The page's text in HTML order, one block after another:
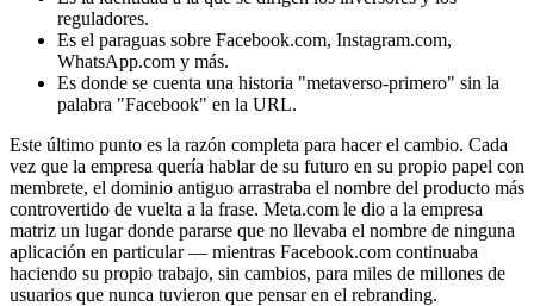
reguladores.
Es el paraguas sobre Facebook.com, Instagram.com,
WhatsApp.com y más.
Es donde se cuenta una historia "metaverso-primero" sin la
palabra "Facebook" en la URL.
Este último punto es la razón completa para hacer el cambio. Cada
vez que la empresa quería hablar de su futuro en su propio papel con
membrete, el dominio antiguo arrastraba el nombre del producto más
controvertido de vuelta a la frase. Meta.com le dio a la empresa
matriz un lugar donde pararse que no llevaba el nombre de ninguna
aplicación en particular — mientras Facebook.com continuaba
haciendo su propio trabajo, sin cambios, para miles de millones de
usuarios que nunca tuvieron que pensar en el rebranding.